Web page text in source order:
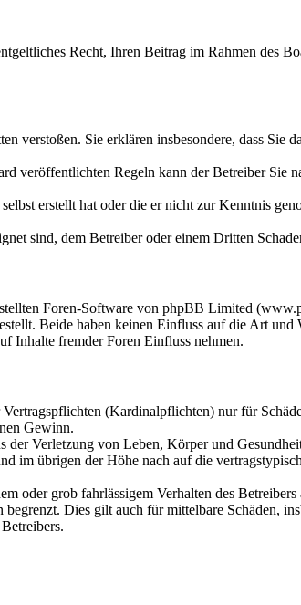
Recht, Ihren Beitrag im Rahmen des
verstoßen. Sie erklären insbesondere, dass Sie
veröffentlichten Regeln kann der Betreiber Sie
erstellt hat oder die er nicht zur Kenntnis
sind, dem Betreiber oder einem Dritten
Foren-Software von phpBB Limited
Beide haben keinen Einfluss auf die Art und
Inhalte fremder Foren Einfluss nehmen.
(Kardinalpflichten) nur für
Gewinn.
der Verletzung von Leben, Körper und
im übrigen der Höhe nach auf die
oder grob fahrlässigem Verhalten des Betreibers
Dies gilt auch für mittelbare Schäden,